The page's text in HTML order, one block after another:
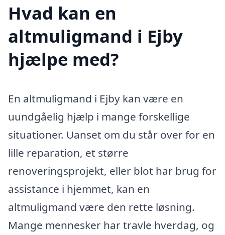
Hvad kan en
altmuligmand i Ejby
hjælpe med?
En altmuligmand i Ejby kan være en
uundgåelig hjælp i mange forskellige
situationer. Uanset om du står over for en
lille reparation, et større
renoveringsprojekt, eller blot har brug for
assistance i hjemmet, kan en
altmuligmand være den rette løsning.
Mange mennesker har travle hverdag, og